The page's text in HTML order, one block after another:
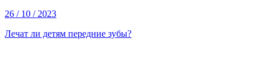
26 / 10 / 2023
Лечат ли детям передние зубы?